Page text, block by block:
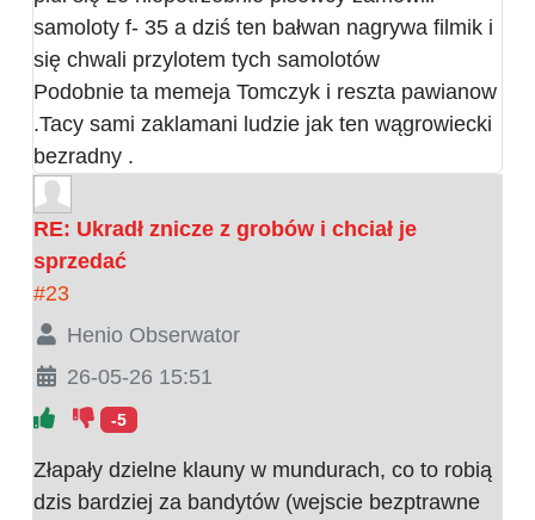
samoloty f- 35 a dziś ten bałwan nagrywa filmik i
się chwali przylotem tych samolotów
Podobnie ta memeja Tomczyk i reszta pawianow
.Tacy sami zaklamani ludzie jak ten wągrowiecki
bezradny .
RE: Ukradł znicze z grobów i chciał je
sprzedać
#23
Henio Obserwator
26-05-26 15:51
-5
Złapały dzielne klauny w mundurach, co to robią
dzis bardziej za bandytów (wejscie bezptrawne